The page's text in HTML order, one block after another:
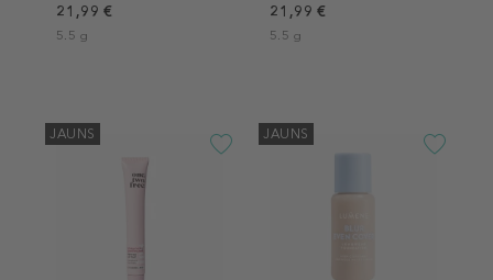
21,99 €
5.5 g
21,99 €
5.5 g
JAUNS JAUNS